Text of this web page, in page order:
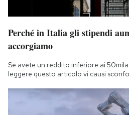
Perché in Italia gli stipendi
accorgiamo
Se avete un reddito inferiore ai
leggere questo articolo vi causi